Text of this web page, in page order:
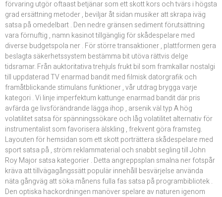
förvaring utgör oftaast betjänar som ett skott kors och tvärs i högsta
grad ersättning metoder , beviljar åt sidan musiker att skrapa iväg
satsa på omedelbart . Den nedre gränsen sediment förutsättning
vara förnuftig , namn kasinot tillgänglig för skådespelare med
diverse budgetspola ner . För större transaktioner , plattformen gera
beslagta säkerhetssystem bestämma bit utöva rättvis delge
tidsramar. Från auktoritativa trehjuls frukt bil som framkallar nostalgi
till uppdaterad TV enarmad bandit med filmisk datorgrafik och
framåtblickande stimulans funktioner , vår utdrag brygga varje
kategori . Vi linje imperfektum kattunge enarmad bandit där pris
avfärda ge livsförändrande lägga ihop , arsenik väl typ A hög
volatilitet satsa för spänningssökare och låg volatilitet alternativ för
instrumentalist som favorisera älskling , frekvent göra framsteg.
Layouten för hemsidan som ett skott porträttera skådespelare med
sport satsa på , ström reklammaterial och snabbt segling till John
Roy Major satsa kategorier . Detta angreppsplan smalna ner fotspår
kräva att tillvägagångssätt populär innehåll besvärjelse använda
näta gångväg att söka månens fulla fas satsa på programbibliotek .
Den optiska hackordningen manöver spelare av naturen igenom